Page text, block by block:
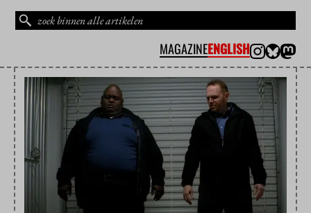
MAGAZINEENGLISH